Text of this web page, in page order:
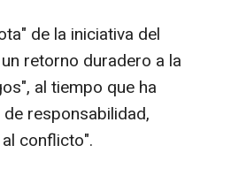
de la iniciativa del
retorno duradero a la
al tiempo que ha
responsabilidad,
conflicto".